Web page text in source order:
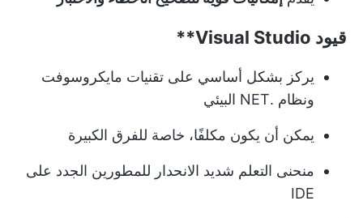
قيود Visual Studio**
يركز بشكل أساسي على تقنيات مايكروسوفت
ونظام .NET البيئي
يمكن أن يكون مكلفًا، خاصة للفرق الكبيرة
منحنى التعلم شديد الانحدار للمطورين الجدد على
IDE